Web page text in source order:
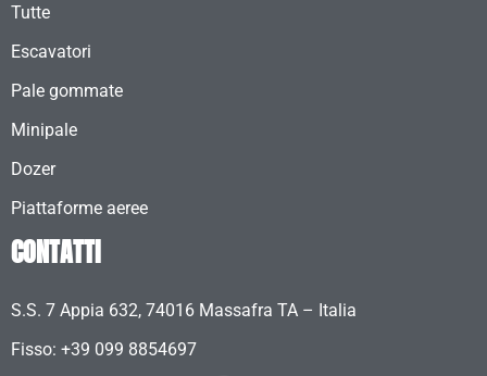
Tutte
Escavatori
Pale gommate
Minipale
Dozer
Piattaforme aeree
CONTATTI
S.S. 7 Appia 632, 74016 Massafra TA – Italia
Fisso: +39 099 8854697